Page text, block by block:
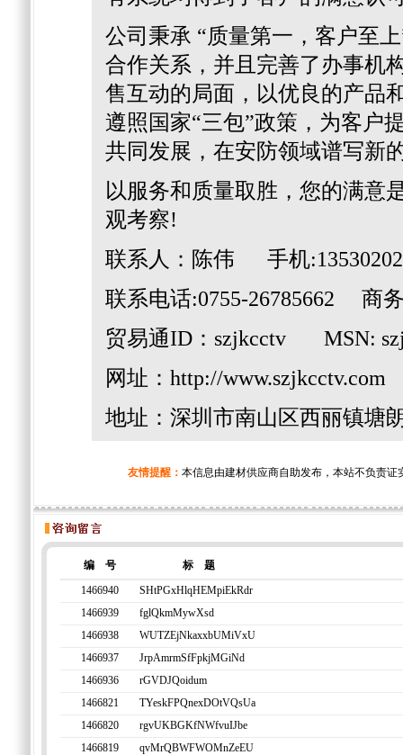
公司秉承 “质量第一，客户至
合作关系，并且完善了办事机
售互动的局面，以优良的产品
遵照国家“三包”政策，为客户
共同发展，在安防领域谱写新
以服务和质量取胜，您的满意
观考察!
联系人：陈伟 手机
联系电话:0755-26785662 商务
贸易通ID：szjkcctv MSN:
网址： http://www.szjkcctv.com
地址：深圳市南山区西丽镇塘
友情提醒： 本信息由建材供应商自助发布，本站不负责
编 号
标 题
1466940
SHtPGxHlqHEMpiEkRdr
1466939
fglQkmMywXsd
1466938
WUTZEjNkaxxbUMiVxU
1466937
JrpAmrmSfFpkjMGiNd
1466936
rGVDJQoidum
1466821
TYeskFPQnexDOtVQsUa
1466820
rgvUKBGKfNWfvuIJbe
1466819
qvMrQBWFWOMnZeEU